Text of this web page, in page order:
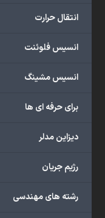
انتقال حرارت
انسیس فلوئنت
انسیس مشینگ
برای حرفه ای ها
دیزاین مدلر
رژیم جریان
رشته های مهندسی
(CFD)
هستند.
ما
گسترده‌ای
با
دانشگاهی،
صنعتی